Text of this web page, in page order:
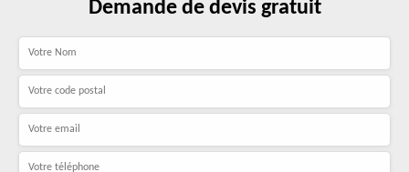
Demande de devis gratuit